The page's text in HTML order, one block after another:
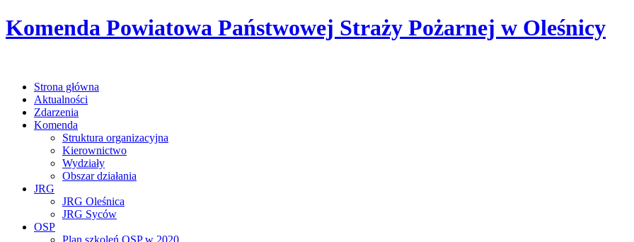
Komenda Powiatowa Państwowej Straży Pożarnej w Oleśnicy
Strona główna
Aktualności
Zdarzenia
Komenda
Struktura organizacyjna
Kierownictwo
Wydziały
Obszar działania
JRG
JRG Oleśnica
JRG Syców
OSP
Plan szkoleń OSP w 2020